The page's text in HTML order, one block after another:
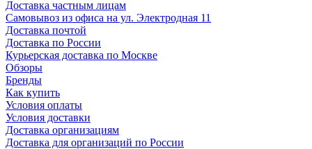
Доставка частным лицам
Самовывоз из офиса на ул. Электродная 11
Доставка почтой
Доставка по России
Курьерская доставка по Москве
Обзоры
Бренды
Как купить
Условия оплаты
Условия доставки
Доставка организациям
Доставка для организаций по России